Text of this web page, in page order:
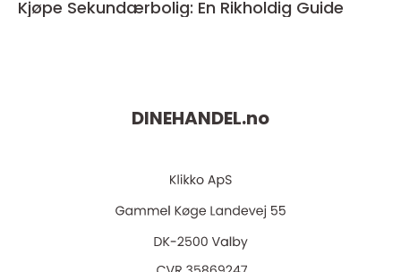
Kjøpe Sekundærbolig: En Rikholdig Guide
DINEHANDEL.no